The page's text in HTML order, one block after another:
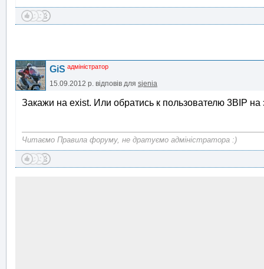
GiS адміністратор
15.09.2012 р. відповів для sjenia
Закажи на exist. Или обратись к пользователю 3BIP на
Читаємо Правила форуму, не дратуємо адміністратора :)